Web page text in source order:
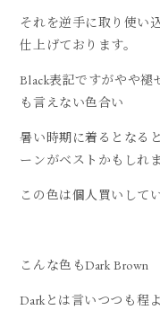
それを逆手に取り使い
仕上げております。
Black表記ですがやや褪
も言えない色合い
暑い時期に着るとなる
ーンがベストかもしれ
この色は個人買いしてい
こんな色もDark Brown
Darkとは言いつつも程